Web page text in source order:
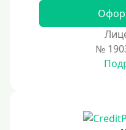
Без списания денег с
Денежным переводом
На электронный
Без привязки карты
№